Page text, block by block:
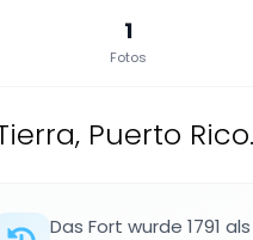
1
Fotos
Puerto Rico.
Das Fort wurde 1791